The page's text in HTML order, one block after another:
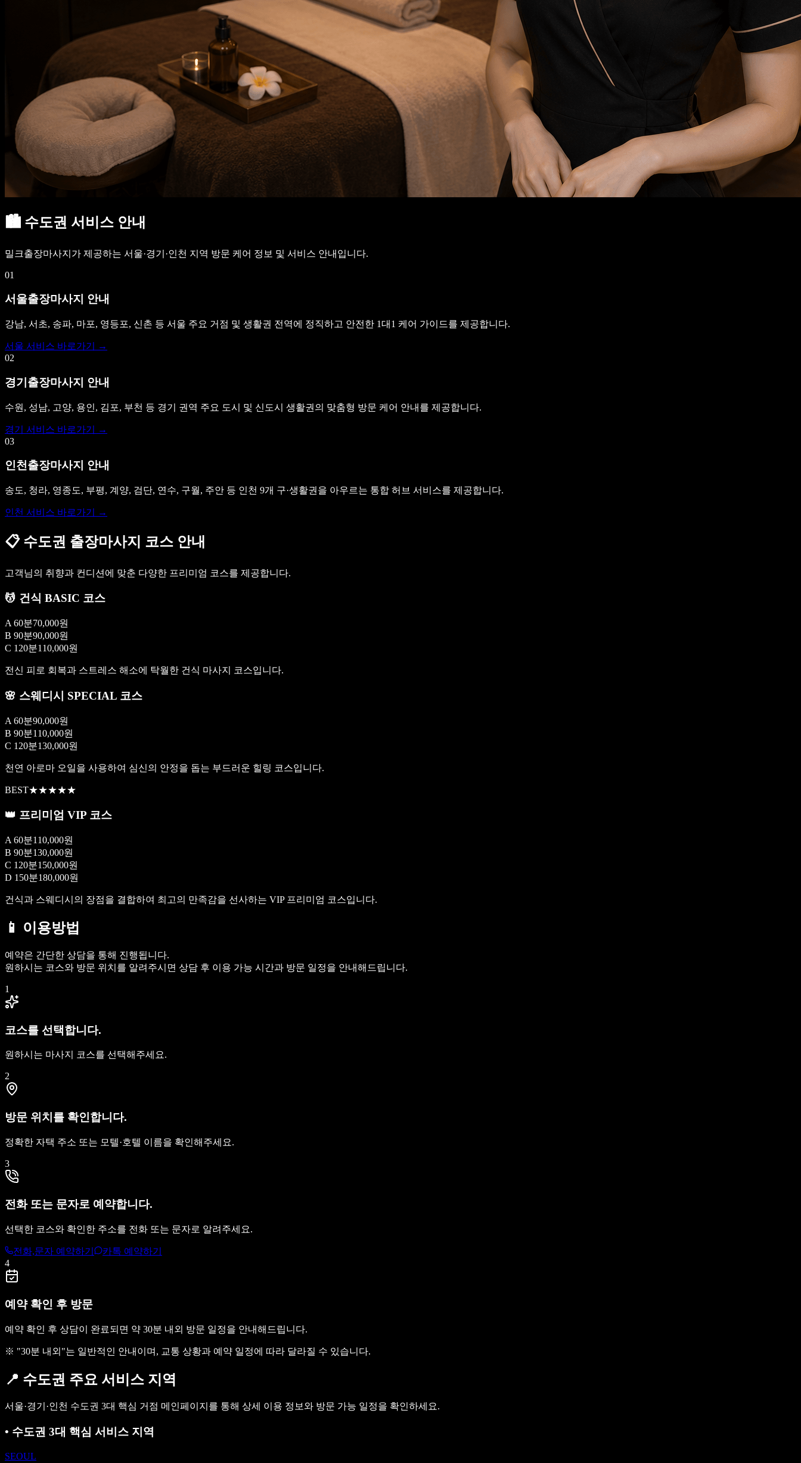
🏙️ 수도권 서비스 안내
밀크출장마사지가 제공하는 서울·경기·인천 지역 방문 케어 정보 및 서비스 안내입니다.
01
서울출장마사지 안내
강남, 서초, 송파, 마포, 영등포, 신촌 등 서울 주요 거점 및 생활권 전역에 정직하고 안전한 1대1 케어 가이드를 제공합니다.
서울 서비스 바로가기 →
02
경기출장마사지 안내
수원, 성남, 고양, 용인, 김포, 부천 등 경기 권역 주요 도시 및 신도시 생활권의 맞춤형 방문 케어 안내를 제공합니다.
경기 서비스 바로가기 →
03
인천출장마사지 안내
송도, 청라, 영종도, 부평, 계양, 검단, 연수, 구월, 주안 등 인천 9개 구·생활권을 아우르는 통합 허브 서비스를 제공합니다.
인천 서비스 바로가기 →
📋수도권 출장마사지 코스 안내
고객님의 취향과 컨디션에 맞춘 다양한 프리미엄 코스를 제공합니다.
💆 건식 BASIC 코스
A 60분70,000원
B 90분90,000원
C 120분110,000원
전신 피로 회복과 스트레스 해소에 탁월한 건식 마사지 코스입니다.
🌸 스웨디시 SPECIAL 코스
A 60분90,000원
B 90분110,000원
C 120분130,000원
천연 아로마 오일을 사용하여 심신의 안정을 돕는 부드러운 힐링 코스입니다.
BEST★★★★★
👑 프리미엄 VIP 코스
A 60분110,000원
B 90분130,000원
C 120분150,000원
D 150분180,000원
건식과 스웨디시의 장점을 결합하여 최고의 만족감을 선사하는 VIP 프리미엄 코스입니다.
📱 이용방법
예약은 간단한 상담을 통해 진행됩니다.
원하시는 코스와 방문 위치를 알려주시면 상담 후 이용 가능 시간과 방문 일정을 안내해드립니다.
1
코스를 선택합니다.
원하시는 마사지 코스를 선택해주세요.
2
방문 위치를 확인합니다.
정확한 자택 주소 또는 모텔·호텔 이름을 확인해주세요.
3
전화 또는 문자로 예약합니다.
선택한 코스와 확인한 주소를 전화 또는 문자로 알려주세요.
전화,문자 예약하기
카톡 예약하기
4
예약 확인 후 방문
예약 확인 후 상담이 완료되면 약 30분 내외 방문 일정을 안내해드립니다.
※ "30분 내외"는 일반적인 안내이며, 교통 상황과 예약 일정에 따라 달라질 수 있습니다.
📍 수도권 주요 서비스 지역
서울·경기·인천 수도권 3대 핵심 거점 메인페이지를 통해 상세 이용 정보와 방문 가능 일정을 확인하세요.
• 수도권 3대 핵심 서비스 지역
SEOUL